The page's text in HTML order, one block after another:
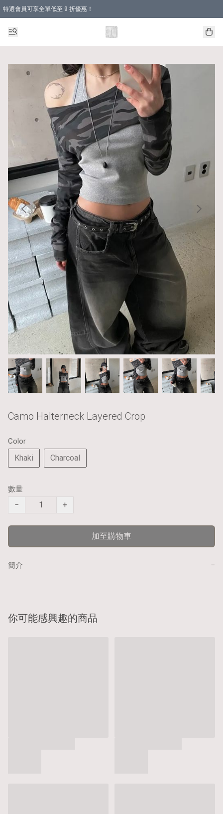
特選會員可享全單低至 9 折優惠！
Camo Halterneck Layered Crop
Color
Khaki Charcoal
數量
− +
加至購物車
簡介 −
你可能感興趣的商品